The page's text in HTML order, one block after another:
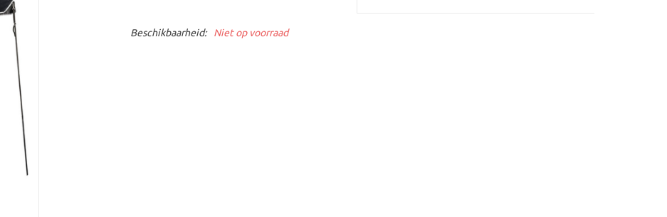
Beschikbaarheid: Niet op voorraad